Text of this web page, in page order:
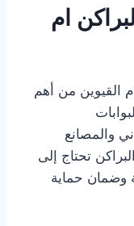
ام
القيوين من أهم
والمصانع
تحتاج إلى
وضمان حماية